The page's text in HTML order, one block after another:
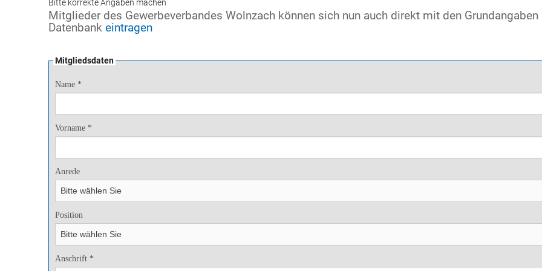
Bitte korrekte Angaben machen
Mitglieder des Gewerbeverbandes Wolnzach können sich nun auch direkt mit den Grundangaben
Datenbank eintragen
Mitgliedsdaten
Name *
Vorname *
Anrede
Position
Anschrift *